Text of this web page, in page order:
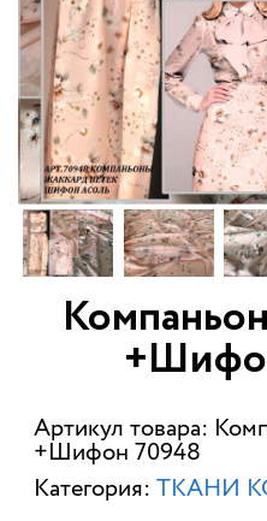
Артикул товара:
+Шифон 70948
Категория: ТКАНИ